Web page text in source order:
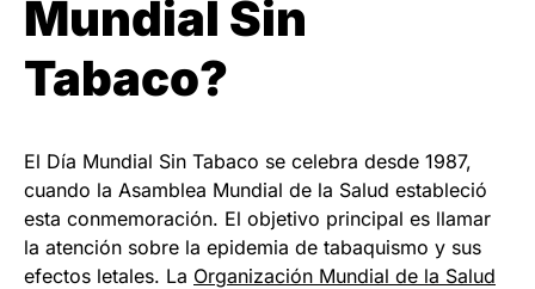
Mundial Sin
Tabaco?
El Día Mundial Sin Tabaco se celebra desde 1987,
cuando la Asamblea Mundial de la Salud estableció
esta conmemoración. El objetivo principal es llamar
la atención sobre la epidemia de tabaquismo y sus
efectos letales. La Organización Mundial de la Salud